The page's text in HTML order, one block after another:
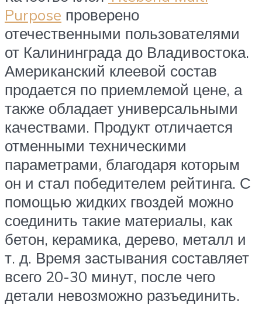
Purpose проверено
отечественными пользователями
от Калининграда до Владивостока.
Американский клеевой состав
продается по приемлемой цене, а
также обладает универсальными
качествами. Продукт отличается
отменными техническими
параметрами, благодаря которым
он и стал победителем рейтинга. С
помощью жидких гвоздей можно
соединить такие материалы, как
бетон, керамика, дерево, металл и
т. д. Время застывания составляет
всего 20-30 минут, после чего
детали невозможно разъединить.